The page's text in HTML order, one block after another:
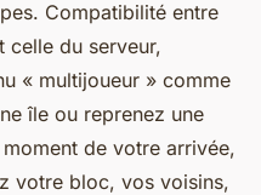
Compatibilité entre
celle du serveur,
« multijoueur » comme
île ou reprenez une
de votre arrivée,
votre bloc, vos voisins,